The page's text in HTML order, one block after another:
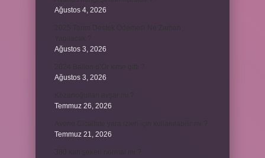
Ağustos 4, 2026
Ağustos 3, 2026
Ağustos 3, 2026
Temmuz 26, 2026
Temmuz 21, 2026